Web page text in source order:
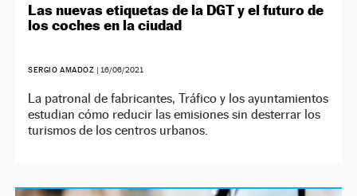
Las nuevas etiquetas de la DGT y el futuro de
los coches en la ciudad
SERGIO AMADOZ | 16/06/2021
La patronal de fabricantes, Tráfico y los ayuntamientos
estudian cómo reducir las emisiones sin desterrar los
turismos de los centros urbanos.